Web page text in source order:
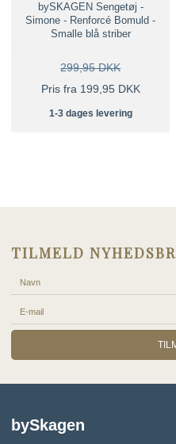
bySKAGEN Sengetøj -
Simone - Renforcé Bomuld -
Smalle blå striber
299,95 DKK
Pris fra 199,95 DKK
1-3 dages levering
TILMELD
bySkagen